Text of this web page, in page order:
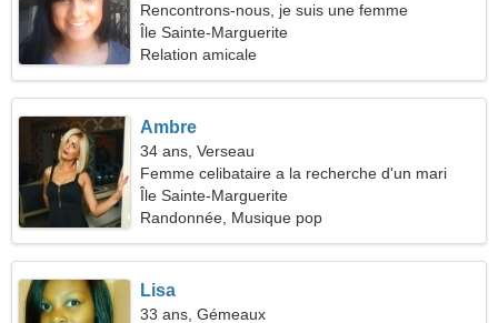
Rencontrons-nous, je suis une femme
charmante
Île Sainte-Marguerite
Relation amicale
Ambre
34 ans, Verseau
Femme celibataire a la recherche d'un mari
Île Sainte-Marguerite
Randonnée, Musique pop
Lisa
33 ans, Gémeaux